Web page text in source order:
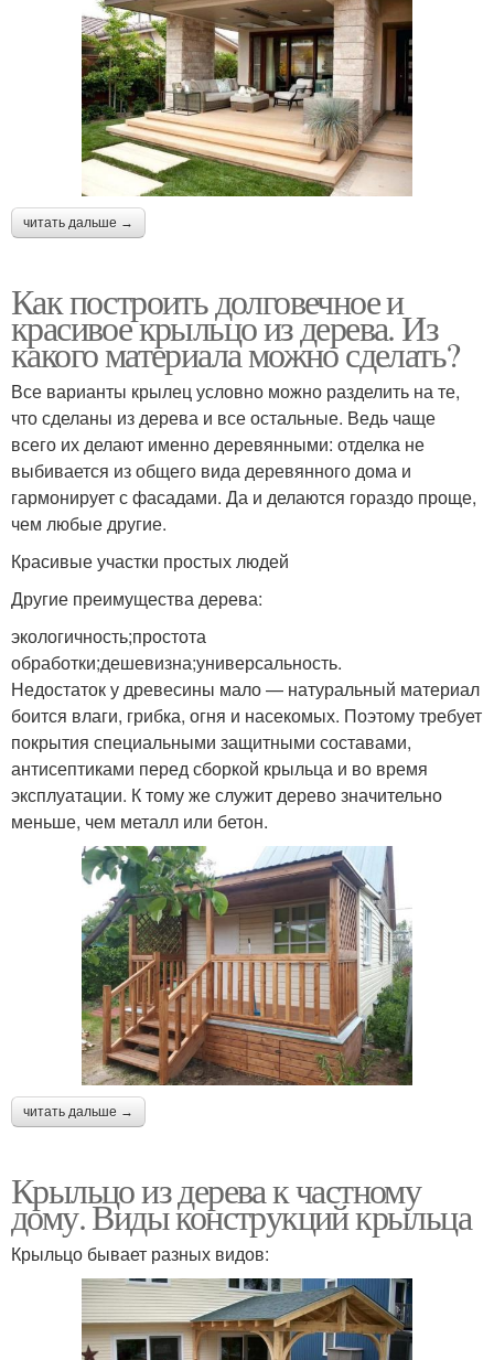
читать дальше →
Как построить долговечное и
красивое крыльцо из дерева. Из
какого материала можно сделать?
Все варианты крылец условно можно разделить на те,
что сделаны из дерева и все остальные. Ведь чаще
всего их делают именно деревянными: отделка не
выбивается из общего вида деревянного дома и
гармонирует с фасадами. Да и делаются гораздо проще,
чем любые другие.
Красивые участки простых людей
Другие преимущества дерева:
экологичность;простота
обработки;дешевизна;универсальность.
Недостаток у древесины мало — натуральный материал
боится влаги, грибка, огня и насекомых. Поэтому требует
покрытия специальными защитными составами,
антисептиками перед сборкой крыльца и во время
эксплуатации. К тому же служит дерево значительно
меньше, чем металл или бетон.
читать дальше →
Крыльцо из дерева к частному
дому. Виды конструкций крыльца
Крыльцо бывает разных видов: